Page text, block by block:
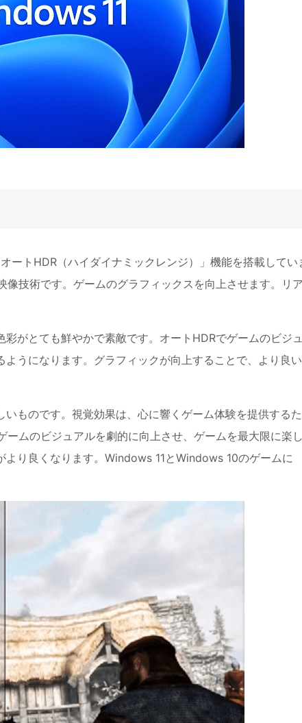
ートHDR（ハイダイナミックレンジ）」機能を搭載してい
技術です。ゲームのグラフィックスを向上させます。リ
がとても鮮やかで素敵です。オートHDRでゲームのビジ
うになります。グラフィックが向上することで、より良
ものです。視覚効果は、心に響くゲーム体験を提供する
ームのビジュアルを劇的に向上させ、ゲームを最大限に楽
り良くなります。Windows 11とWindows 10のゲームに